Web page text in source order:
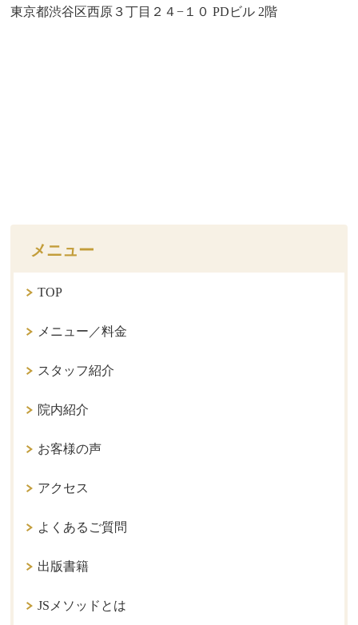
東京都渋谷区西原３丁目２４−１０ PDビル 2階
メニュー
TOP
メニュー／料金
スタッフ紹介
院内紹介
お客様の声
アクセス
よくあるご質問
出版書籍
JSメソッドとは